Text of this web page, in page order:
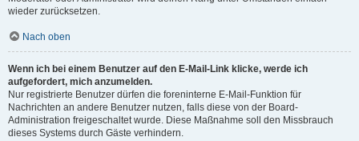
wieder zurücksetzen.
Nach oben
Wenn ich bei einem Benutzer auf den E-Mail-Link klicke, werde ich
aufgefordert, mich anzumelden.
Nur registrierte Benutzer dürfen die foreninterne E-Mail-Funktion für
Nachrichten an andere Benutzer nutzen, falls diese von der Board-
Administration freigeschaltet wurde. Diese Maßnahme soll den Missbrauch
dieses Systems durch Gäste verhindern.